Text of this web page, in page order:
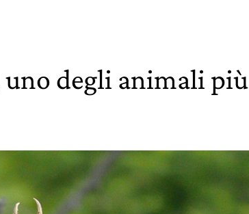
uno degli animali più